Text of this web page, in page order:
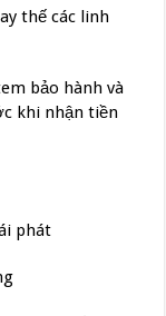
thế các linh
bảo hành và
khi nhận tiền
phát